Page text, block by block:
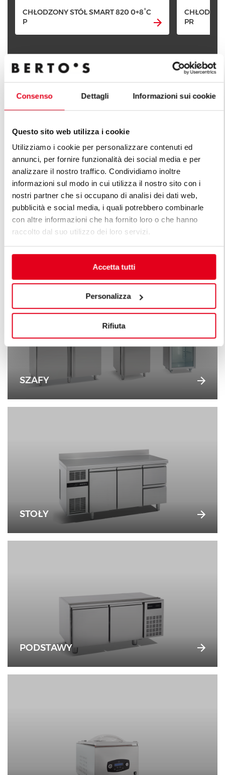
Consenso Dettagli Informazioni sui cookie
Questo sito web utilizza i cookie
Utilizziamo i cookie per personalizzare contenuti ed
annunci, per fornire funzionalità dei social media e per
analizzare il nostro traffico. Condividiamo inoltre
informazioni sul modo in cui utilizza il nostro sito con i
nostri partner che si occupano di analisi dei dati web,
pubblicità e social media, i quali potrebbero combinarle
con altre informazioni che ha fornito loro o che hanno
raccolto dal suo utilizzo dei loro servizi.
Accetta tutti
Personalizza
Rifiuta
CHŁODZONY STÓŁ SMART 820 0+8°C
P
PR
POZNAJ WSZYSTKIE LINIE
SCHŁADZARKI SZOKOWE
SZAFY
STOŁY
PODSTAWY